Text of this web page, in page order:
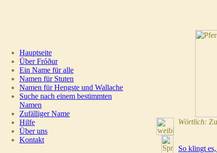
Wörtlich:
So klingt
Hauptseite
Über Fróður
Ein Name für alle
Namen für Stuten
Namen für Hengste und Wallache
Suche nach einem bestimmten
Namen
Zufälliger Name
Hilfe
Über uns
Kontakt